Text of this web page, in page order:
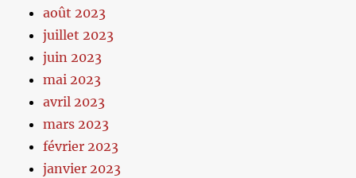
août 2023
juillet 2023
juin 2023
mai 2023
avril 2023
mars 2023
février 2023
janvier 2023